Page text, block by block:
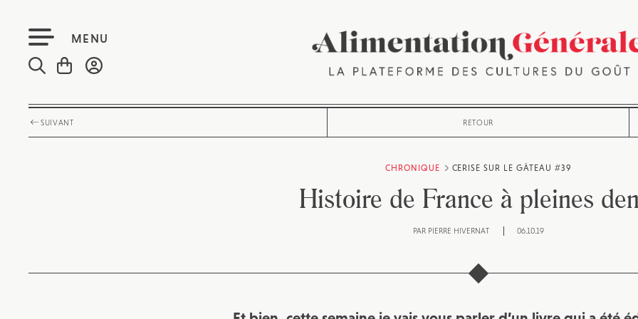
MENU
SUIVANT RETOUR
CHRONIQUE CERISE SUR LE GÂTEAU #39
Histoire de France à pleines
PAR PIERRE HIVERNAT 06.10.19